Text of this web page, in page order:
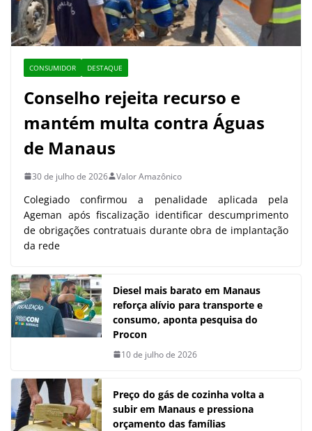
CONSUMIDOR DESTAQUE
Conselho rejeita recurso e
mantém multa contra Águas
de Manaus
30 de julho de 2026 Valor Amazônico
Colegiado confirmou a penalidade aplicada pela
Ageman após fiscalização identificar descumprimento
de obrigações contratuais durante obra de implantação
da rede
Diesel mais barato em Manaus
reforça alívio para transporte e
consumo, aponta pesquisa do
Procon
10 de julho de 2026
Preço do gás de cozinha volta a
subir em Manaus e pressiona
orçamento das famílias